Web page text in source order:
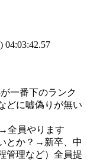
04:03:42.57
一番下のランク
どに嘘偽りが無い
全員やります
とか？→新卒、中
管理など）全員提